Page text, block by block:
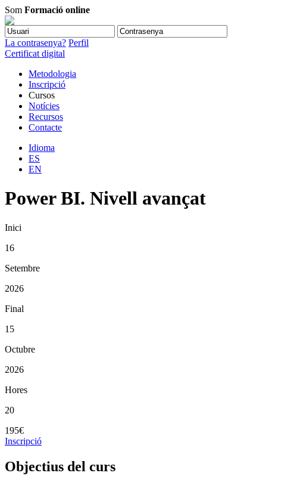
Som Formació online
La contrasenya? Perfil
Certificat digital
Metodologia
Inscripció
Cursos
Notícies
Recursos
Contacte
Idioma
ES
EN
Power BI. Nivell avançat
Inici
16
Setembre
2026
Final
15
Octubre
2026
Hores
20
195€
Inscripció
Objectius del curs